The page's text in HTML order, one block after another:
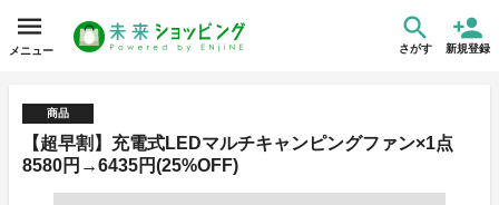
メニュー さがす 新規登録
商品
【超早割】充電式LEDマルチキャンピングファン×1点
8580円→6435円(25%OFF)